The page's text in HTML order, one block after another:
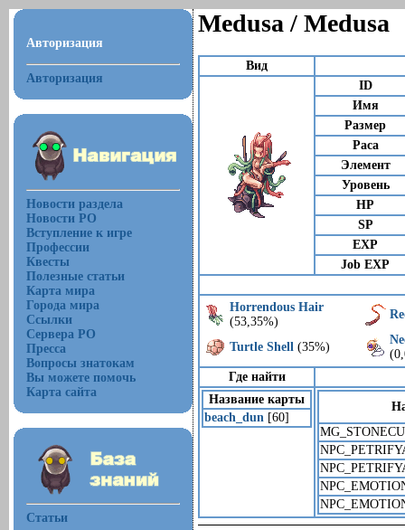
Авторизация
Авторизация
Новости раздела
Новости РО
Вступление к игре
Профессии
Квесты
Полезные статьи
Карта мира
Города мира
Ссылки
Сервера РО
Пресса
Вопросы знатокам
Вы можете помочь
Карта сайта
Статьи
Medusa / Medusa
Вид
ID
Имя
Размер
Раса
Элемент
Уровень
HP
SP
EXP
Job EXP
Horrendous Hair
(53,35%)
Turtle Shell (35%)
Где найти
Название карты
beach_dun [60]